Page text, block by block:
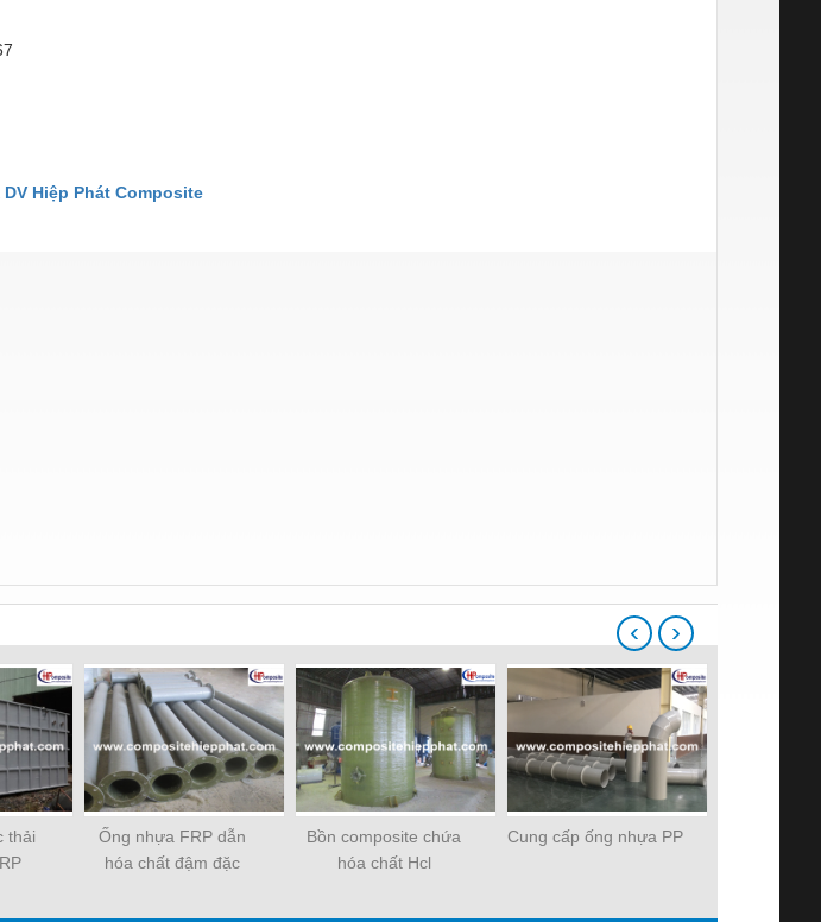
Hiệp Phát Composite
thải
Ống nhựa FRP dẫn
hóa chất đậm đặc
Bồn composite chứa
hóa chất Hcl
Cung cấp ống nhựa PP
‹ ›